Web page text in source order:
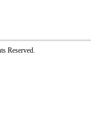
Reserved.